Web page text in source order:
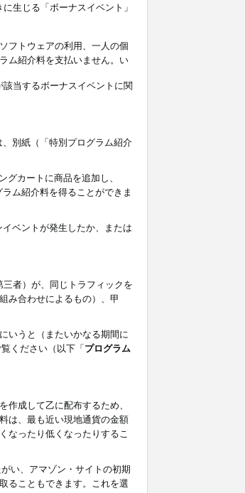
生じる「ボーナスイベント」
フトウェアの利用、一人の個
ム紹介料を支払いません。い
当するボーナスイベントに関
別紙（「特別プログラム紹介
カートに商品を追加し、
ム紹介料を得ることができま
ベントが発生したか、または
者）が、同じトラフィックを
み合わせによるもの）、甲
いうと（またいかなる期間に
ください（以下「プログラム
成して乙に配布するため、
は、最も近い現地通貨の金額
なったり低くなったりするこ
い、アマゾン・サイトの初期
ることもできます。これを選